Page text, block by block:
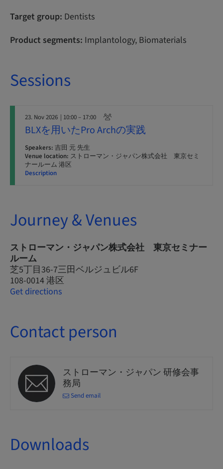
Target group: Dentists
Product segments: Implantology, Biomaterials
Sessions
23. Nov 2026 | 10:00 – 17:00
BLXを用いたPro Archの実践
Speakers: 吉田 元 先生
Venue location: ストローマン・ジャパン株式会社 東京セミ
ナールーム 港区
Description
Journey & Venues
ストローマン・ジャパン株式会社 東京セミナー
ルーム
芝5丁目36-7三田ベルジュビル6F
108-0014 港区
Get directions
Contact person
ストローマン・ジャパン 研修会事
務局
Send email
Downloads